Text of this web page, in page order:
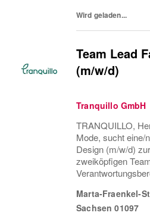
Wird geladen...
Team Lead
(m/w/d)
Tranquillo GmbH
TRANQUILLO,
Mode, sucht eine/
Design (m/w/d)
zweiköpfigen
Festanstellung,
Homeoffice-Option.
Marta-Fraenkel-
Sachsen 01097